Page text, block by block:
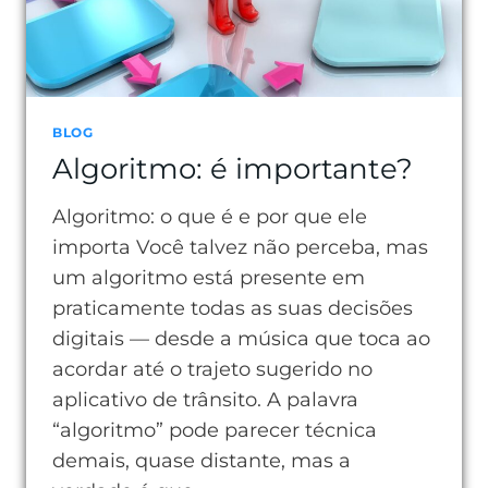
BLOG
Algoritmo: é importante?
Algoritmo: o que é e por que ele
importa Você talvez não perceba, mas
um algoritmo está presente em
praticamente todas as suas decisões
digitais — desde a música que toca ao
acordar até o trajeto sugerido no
aplicativo de trânsito. A palavra
“algoritmo” pode parecer técnica
demais, quase distante, mas a